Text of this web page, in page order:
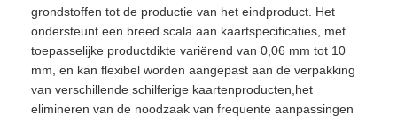
grondstoffen tot de productie van het eindproduct. Het
ondersteunt een breed scala aan kaartspecificaties, met
toepasselijke productdikte variërend van 0,06 mm tot 10
mm, en kan flexibel worden aangepast aan de verpakking
van verschillende schilferige kaartenproducten,het
elimineren van de noodzaak van frequente aanpassingen